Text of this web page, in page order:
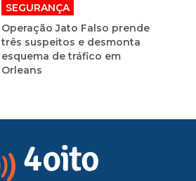
SEGURANÇA
Operação Jato Falso prende
três suspeitos e desmonta
esquema de tráfico em
Orleans